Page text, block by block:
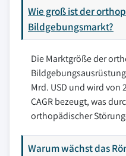
Wie groß ist der
Bildgebungsmarkt?
Die Marktgröße der
Mrd. USD und wird von
CAGR bezeugt, was
orthopädischer
Warum wächst das